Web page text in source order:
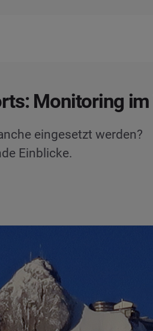
Monitoring
eingesetzt werden?
Einblicke.